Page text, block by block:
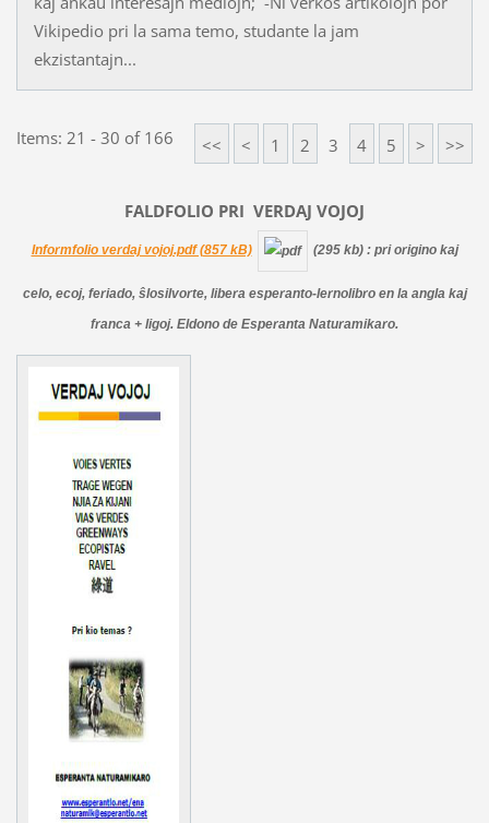
Vikipedio pri la sama temo, studante la jam
ekzistantajn...
Items: 21 - 30 of 166 << < 1 2 3 4 5 > >>
FALDFOLIO PRI VERDAJ VOJOJ
Informfolio verdaj vojoj.pdf (857 kB) (295 kb) : pri origino kaj
celo, ecoj, feriado, ŝlosilvorte, libera esperanto-lernolibro en la angla kaj
franca + ligoj. Eldono de Esperanta Naturamikaro.